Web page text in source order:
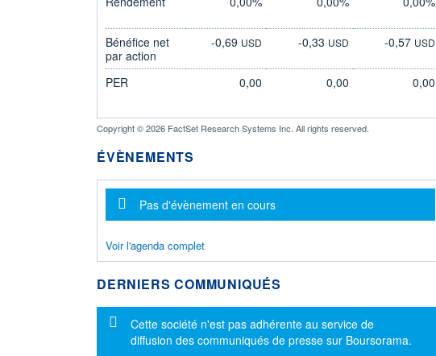
Bénéfice net
par action
-0,69 USD -0,33 USD -0,57 USD
PER 0,00 0,00 0,00
Copyright © 2026 FactSet Research Systems Inc. All rights reserved.
ÉVÈNEMENTS
Message d'information
Pas d'évènement en cours
Voir l'agenda complet
DERNIERS COMMUNIQUÉS
Message d'information
Cette société n'est pas adhérente au service de
diffusion des communiqués de presse sur Boursorama.